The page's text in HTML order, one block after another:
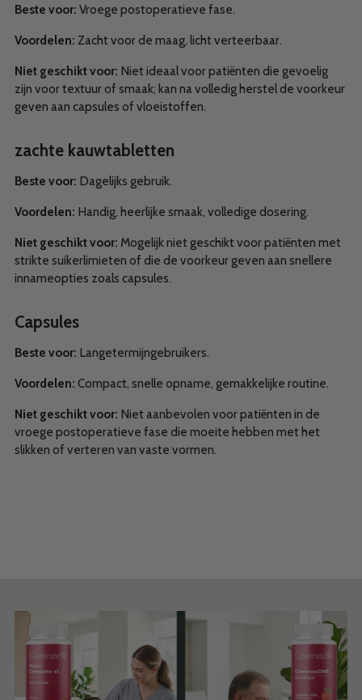
Beste voor: Vroege postoperatieve fase.
Voordelen: Zacht voor de maag, licht verteerbaar.
Niet geschikt voor: Niet ideaal voor patiënten die gevoelig
zijn voor textuur of smaak; kan na volledig herstel de voorkeur
geven aan capsules of vloeistoffen.
zachte kauwtabletten
Beste voor: Dagelijks gebruik.
Voordelen: Handig, heerlijke smaak, volledige dosering.
Niet geschikt voor: Mogelijk niet geschikt voor patiënten met
strikte suikerlimieten of die de voorkeur geven aan snellere
innameopties zoals capsules.
Capsules
Beste voor: Langetermijngebruikers.
Voordelen: Compact, snelle opname, gemakkelijke routine.
Niet geschikt voor: Niet aanbevolen voor patiënten in de
vroege postoperatieve fase die moeite hebben met het
slikken of verteren van vaste vormen.